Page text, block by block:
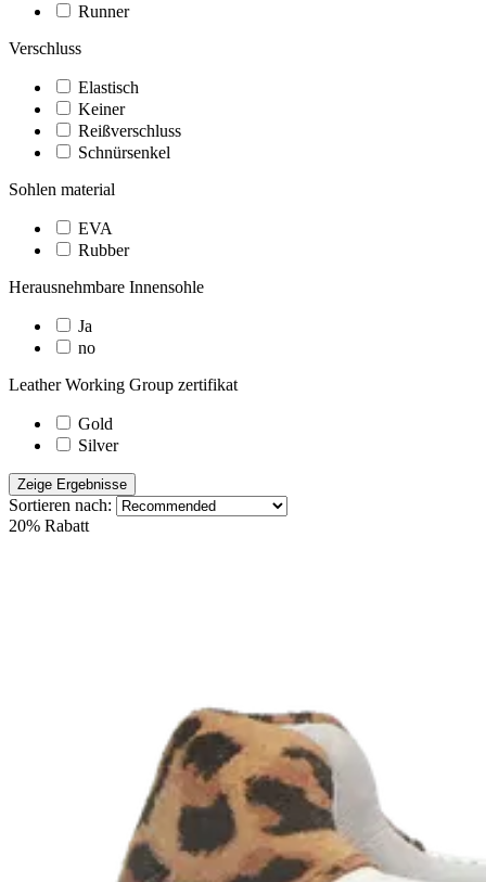
Runner
Verschluss
Elastisch
Keiner
Reißverschluss
Schnürsenkel
Sohlen material
EVA
Rubber
Herausnehmbare Innensohle
Ja
no
Leather Working Group zertifikat
Gold
Silver
Zeige Ergebnisse
Sortieren nach:
20% Rabatt